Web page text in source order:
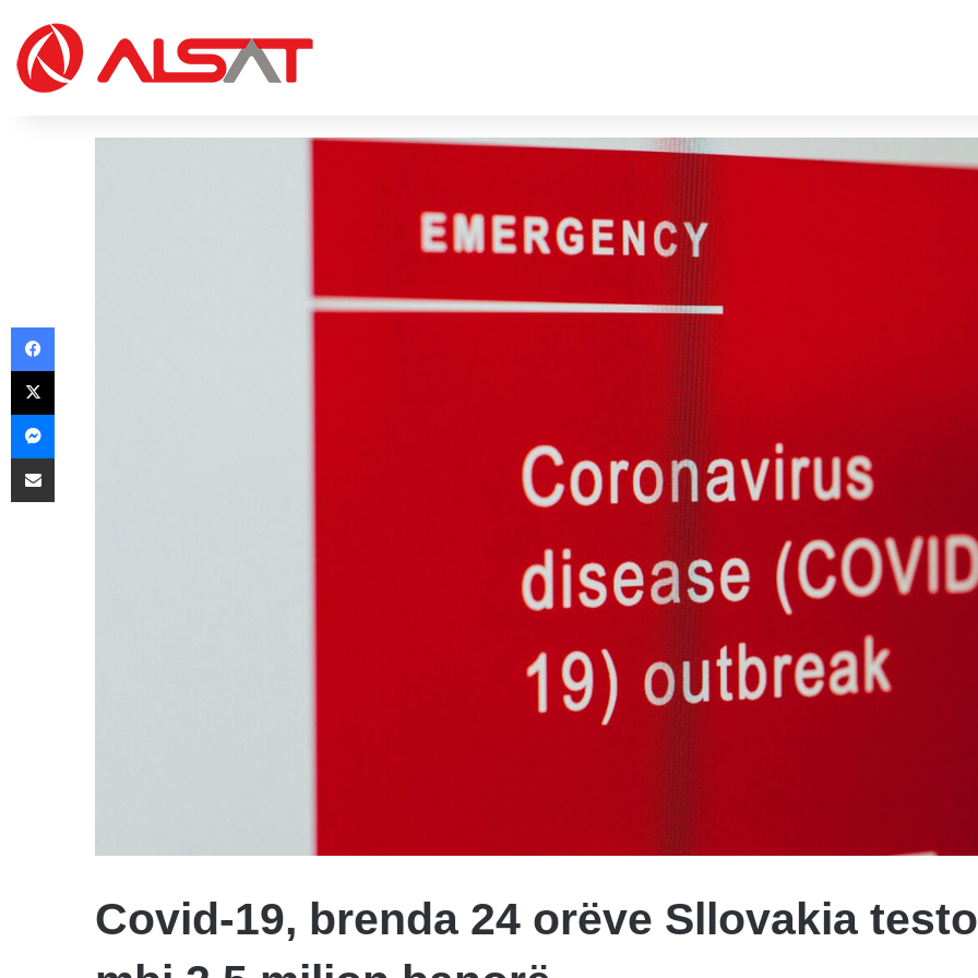
Covid-19, brenda 24 orëve Sllovakia
Facebook
X
Messenger
Share via Email